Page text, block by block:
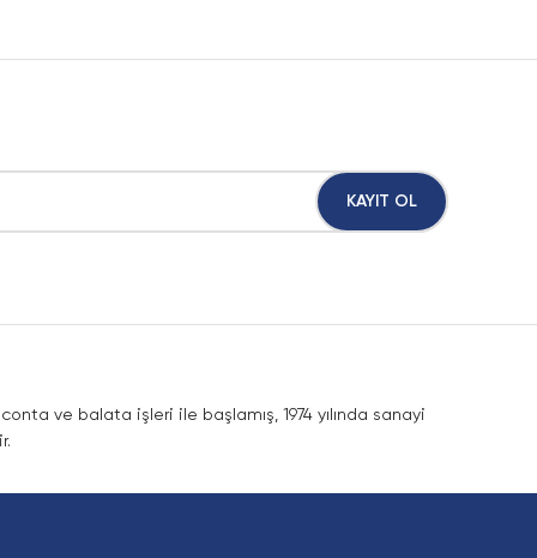
KAYIT OL
ve balata işleri ile başlamış, 1974 yılında sanayi